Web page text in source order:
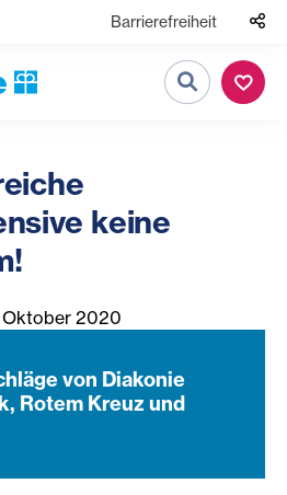
Barrierefreiheit
Suche
keine
Oktober 2020
von Diakonie
Rotem Kreuz und